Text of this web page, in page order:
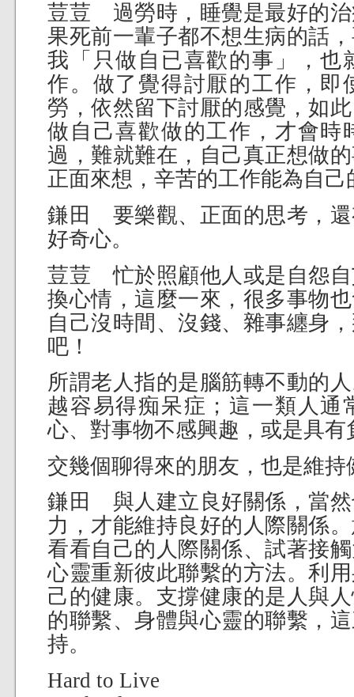
荳荳 過勞時，睡覺是最好的
果死前一輩子都不想生病的話
我「只做自已喜歡的事」，也
作。做了覺得討厭的工作，即
勞，依然留下討厭的感覺，如
做自己喜歡做的工作，才會時
過，難就難在，自己真正想做
正面來想，辛苦的工作能為自己
鎌田 要樂觀、正面的思考，
好奇心。
荳荳 忙於照顧他人或是自怨
換心情，這麼一來，很多事物
自己沒時間、沒錢、雜事纏身
吧！
所謂老人指的是腦筋轉不動的
越容易得痴呆症；這一類人通
心、對事物不感興趣，或是具有
交幾個聊得來的朋友，也是維持
鎌田 與人建立良好關係，當
力，才能維持良好的人際關係
看看自己的人際關係、試著接
心靈重新彼此聯繫的方法。利
己的健康。支撐健康的是人與
的聯繫、身體與心靈的聯繫，
持。
Hard to Live